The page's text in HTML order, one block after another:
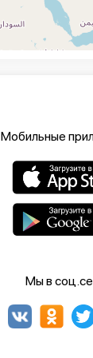
Мобильные
Мы в